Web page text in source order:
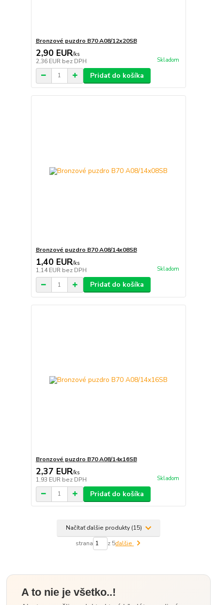
Bronzové puzdro B70 A08/12x20SB
2,90 EUR/ks
2,36 EUR bez DPH Skladom
Pridať do košíka
Bronzové puzdro B70 A08/14x08SB
1,40 EUR/ks
1,14 EUR bez DPH Skladom
Pridať do košíka
Bronzové puzdro B70 A08/14x16SB
2,37 EUR/ks
1,93 EUR bez DPH Skladom
Pridať do košíka
Načítať ďalšie produkty (15)
strana z 5ďalšie
A to nie je všetko..!